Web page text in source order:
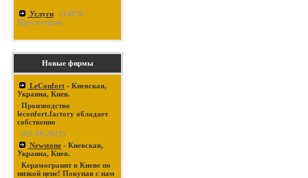
Услуги (14878
Просмотров)
Новые фирмы
LeConfort - Киевская,
Украина, Киев.
Производство
leconfort.factory обладает
собственно
(03-19-2021)
Newstone - Киевская,
Украина, Киев.
Керамогранит в Киеве по
низкой цене! Покупая с нам